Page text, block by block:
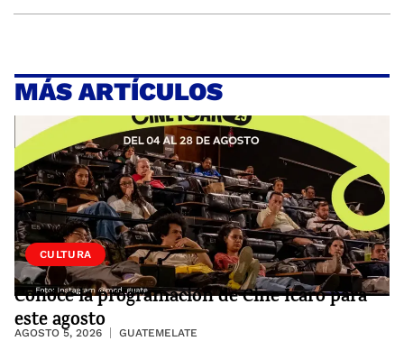
MÁS ARTÍCULOS
CULTURA
Conoce la programación de Cine Ícaro para
este agosto
AGOSTO 5, 2026 GUATEMELATE